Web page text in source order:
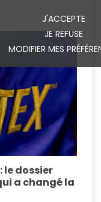
J'ACCEPTE
JE REFUSE
MODIFIER MES
le dossier
a changé la